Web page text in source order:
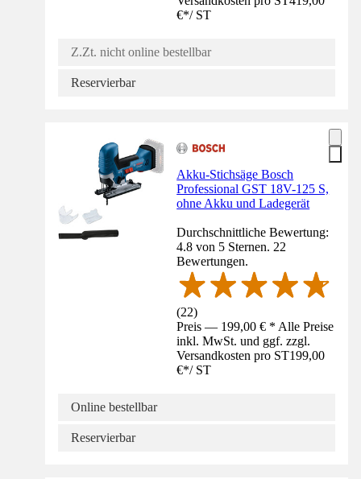
€*/ ST
Z.Zt. nicht online bestellbar
Reservierbar
Akku-Stichsäge Bosch
Professional GST 18V-125 S,
ohne Akku und Ladegerät
Durchschnittliche Bewertung:
4.8 von 5 Sternen. 22
Bewertungen.
(22)
Preis — 199,00 € * Alle Preise
inkl. MwSt. und ggf. zzgl.
Versandkosten pro ST199,00
€*/ ST
Online bestellbar
Reservierbar